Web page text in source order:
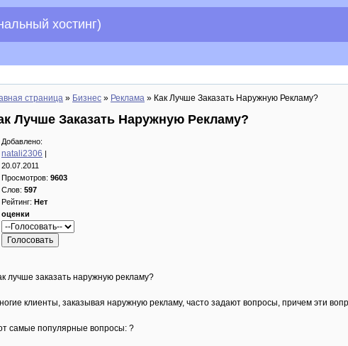
хостинг)
страница » Бизнес » Реклама » Как Лучше Заказать Наружную Рекламу?
Лучше Заказать Наружную Рекламу?
Добавлено:
natali2306 |
20.07.2011
Просмотров: 9603
Слов: 597
Рейтинг: Нет
оценки
лучше заказать наружную рекламу?
клиенты, заказывая наружную рекламу, часто задают вопросы, причем эти
самые популярные вопросы: ?